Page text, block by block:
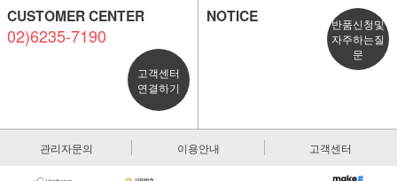
CUSTOMER CENTER
02)6235-7190
고객센터
연결하기
NOTICE
반품신청및
자주하는질
문
관리자문의 이용안내 고객센터